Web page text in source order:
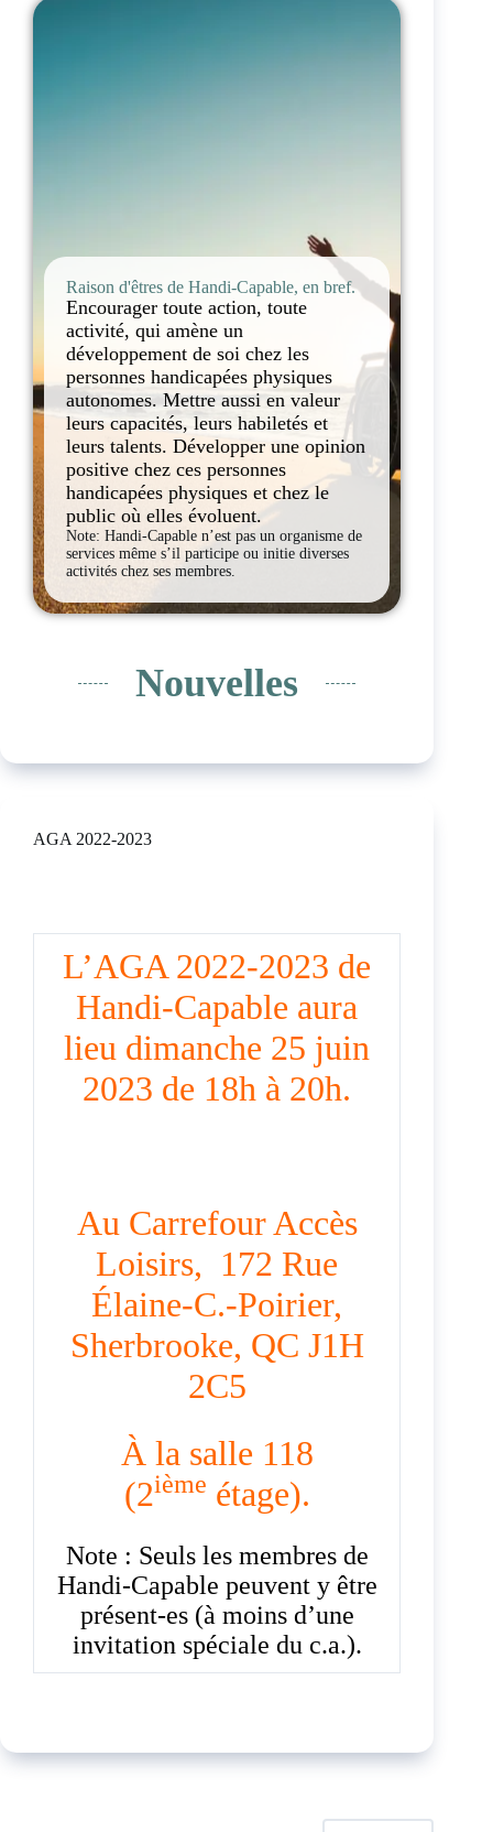
Raison d'êtres de Handi-Capable, en bref.
Encourager toute action, toute
activité, qui amène un
développement de soi chez les
personnes handicapées physiques
autonomes. Mettre aussi en valeur
leurs capacités, leurs habiletés et
leurs talents. Développer une opinion
positive chez ces personnes
handicapées physiques et chez le
public où elles évoluent.
Note: Handi-Capable n’est pas un organisme de
services même s’il participe ou initie diverses
activités chez ses membres.
Nouvelles
AGA 2022-2023
L’AGA 2022-2023 de
Handi-Capable aura
lieu dimanche 25 juin
2023 de 18h à 20h.
Au Carrefour Accès
Loisirs, 172 Rue
Élaine-C.-Poirier,
Sherbrooke, QC J1H
2C5
À la salle 118
(2ième étage).
Note : Seuls les membres de
Handi-Capable peuvent y être
présent-es (à moins d’une
invitation spéciale du c.a.).